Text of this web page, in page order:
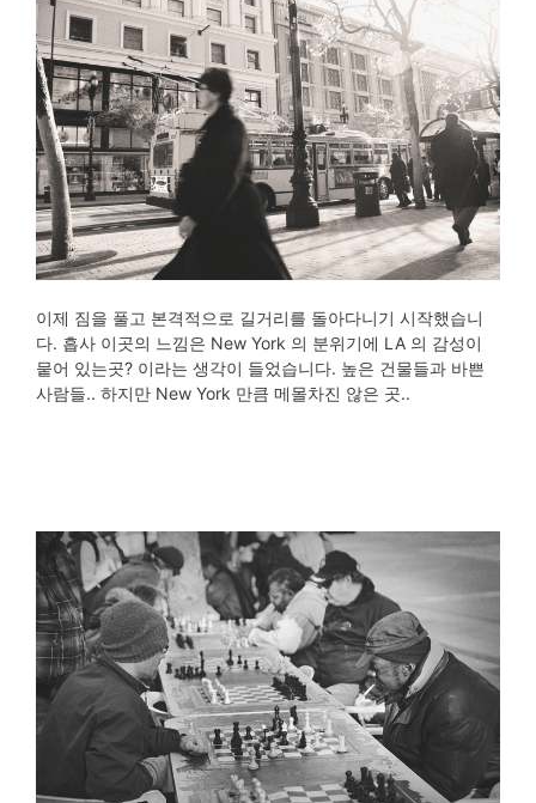
이제 짐을 풀고 본격적으로 길거리를 돌아다니기 시작했습니
다. 흡사 이곳의 느낌은 New York 의 분위기에 LA 의 감성이
뭍어 있는곳? 이라는 생각이 들었습니다. 높은 건물들과 바쁜
사람들.. 하지만 New York 만큼 메몰차진 않은 곳..